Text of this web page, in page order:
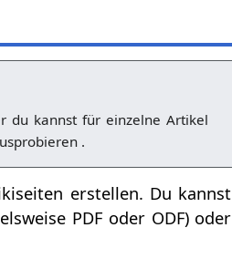
du kannst für einzelne Artikel
.
erstellen. Du kannst
PDF oder ODF) oder